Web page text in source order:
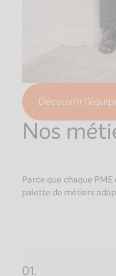
Découvrir
Nos
Parce que chaque
palette de métiers
01.